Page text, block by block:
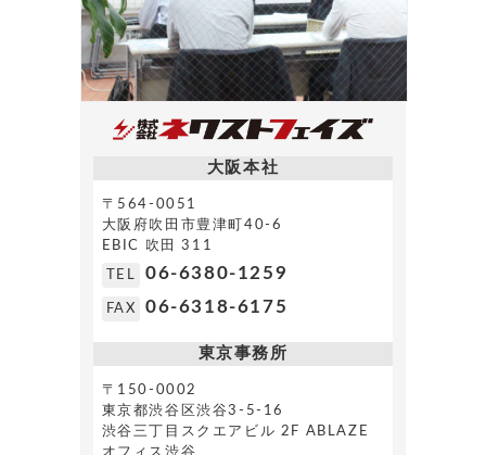
大阪本社
〒564-0051
大阪府吹田市豊津町40-6
EBIC 吹田 311
TEL 06-6380-1259
FAX 06-6318-6175
東京事務所
〒150-0002
東京都渋谷区渋谷3-5-16
渋谷三丁目スクエアビル 2F ABLAZE
オフィス渋谷